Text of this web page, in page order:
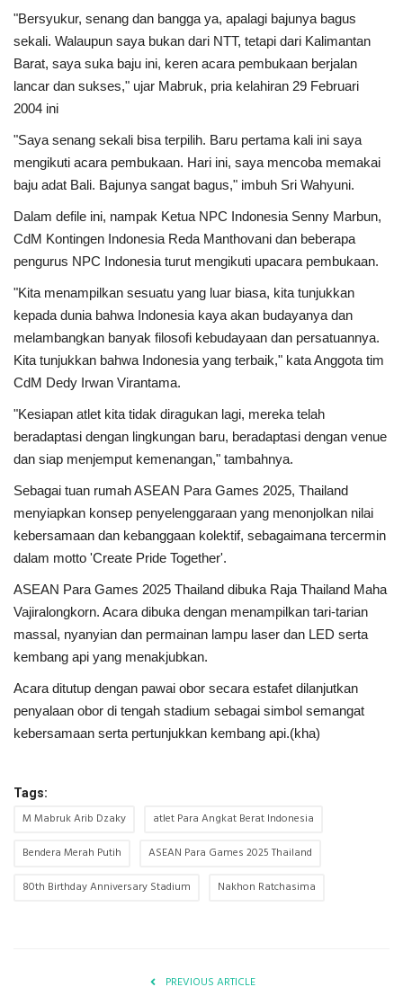
"Bersyukur, senang dan bangga ya, apalagi bajunya bagus
sekali. Walaupun saya bukan dari NTT, tetapi dari Kalimantan
Barat, saya suka baju ini, keren acara pembukaan berjalan
lancar dan sukses," ujar Mabruk, pria kelahiran 29 Februari
2004 ini
"Saya senang sekali bisa terpilih. Baru pertama kali ini saya
mengikuti acara pembukaan. Hari ini, saya mencoba memakai
baju adat Bali. Bajunya sangat bagus," imbuh Sri Wahyuni.
Dalam defile ini, nampak Ketua NPC Indonesia Senny Marbun,
CdM Kontingen Indonesia Reda Manthovani dan beberapa
pengurus NPC Indonesia turut mengikuti upacara pembukaan.
"Kita menampilkan sesuatu yang luar biasa, kita tunjukkan
kepada dunia bahwa Indonesia kaya akan budayanya dan
melambangkan banyak filosofi kebudayaan dan persatuannya.
Kita tunjukkan bahwa Indonesia yang terbaik," kata Anggota tim
CdM Dedy Irwan Virantama.
"Kesiapan atlet kita tidak diragukan lagi, mereka telah
beradaptasi dengan lingkungan baru, beradaptasi dengan venue
dan siap menjemput kemenangan," tambahnya.
Sebagai tuan rumah ASEAN Para Games 2025, Thailand
menyiapkan konsep penyelenggaraan yang menonjolkan nilai
kebersamaan dan kebanggaan kolektif, sebagaimana tercermin
dalam motto 'Create Pride Together'.
ASEAN Para Games 2025 Thailand dibuka Raja Thailand Maha
Vajiralongkorn. Acara dibuka dengan menampilkan tari-tarian
massal, nyanyian dan permainan lampu laser dan LED serta
kembang api yang menakjubkan.
Acara ditutup dengan pawai obor secara estafet dilanjutkan
penyalaan obor di tengah stadium sebagai simbol semangat
kebersamaan serta pertunjukkan kembang api.(kha)
Tags:
M Mabruk Arib Dzaky
atlet Para Angkat Berat Indonesia
Bendera Merah Putih
ASEAN Para Games 2025 Thailand
80th Birthday Anniversary Stadium
Nakhon Ratchasima
PREVIOUS ARTICLE